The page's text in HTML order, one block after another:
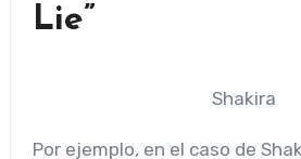
Lie”
Shakira
Por ejemplo, en el caso de